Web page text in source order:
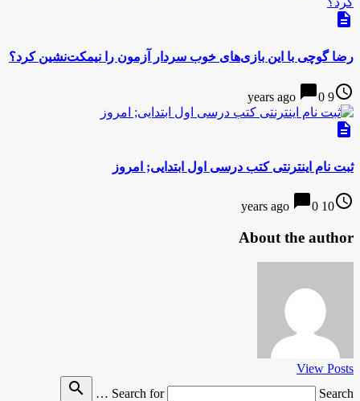
description
رضا گوچی با این بازی‌های خوب سردار آزمون را نیمکت‌نشین کرد؟
access_time
9 years ago
chat_bubble0
description
ثبت نام اینترنتی کتب درسی اول ابتدایی; امروز
access_time
10 years ago
chat_bubble0
About the author
View Posts
Search for
Search …
search